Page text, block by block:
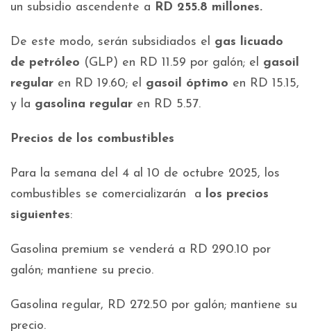
un subsidio ascendente a RD 255.8 millones.
De este modo, serán subsidiados el gas licuado
de petróleo (GLP) en RD 11.59 por galón; el gasoil
regular en RD 19.60; el gasoil óptimo en RD 15.15,
y la gasolina regular en RD 5.57.
Precios de los combustibles
Para la semana del 4 al 10 de octubre 2025, los
combustibles se comercializarán a los precios
siguientes:
Gasolina premium se venderá a RD 290.10 por
galón; mantiene su precio.
Gasolina regular, RD 272.50 por galón; mantiene su
precio.